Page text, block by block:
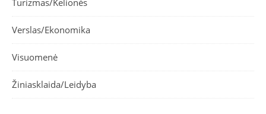
Turizmas/Kelionės
Verslas/Ekonomika
Visuomenė
Žiniasklaida/Leidyba